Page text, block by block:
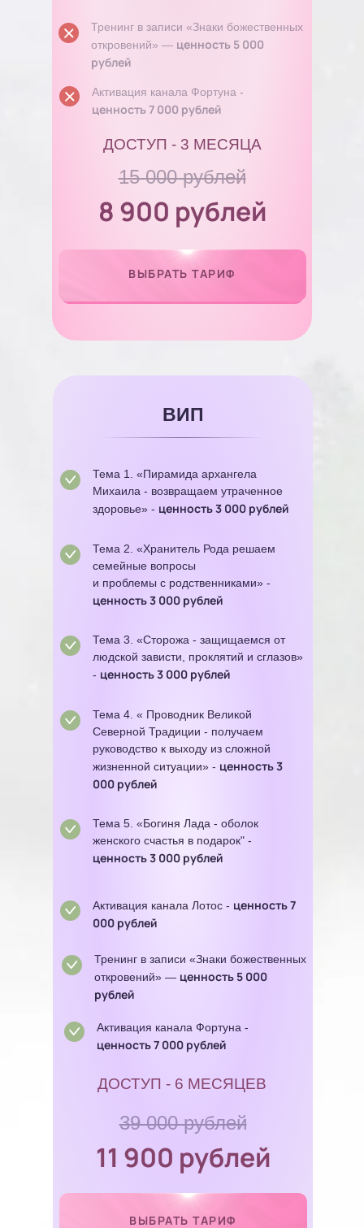
Активация канала Фортуна -
ценность 7 000 рублей
Тренинг в записи «Знаки божественных
откровений» — ценность 5 000
рублей
15 000 рублей
8 900 рублей
ВЫБРАТЬ ТАРИФ
ВИП
Тема 1. «Пирамида архангела
Михаила - возвращаем утраченное
здоровье» - ценность 3 000 рублей
Тема 2. «Хранитель Рода решаем
семейные вопросы
и проблемы с родственниками» -
ценность 3 000 рублей
Тема 3. «Сторожа - защищаемся от
людской зависти, проклятий и сглазов»
- ценность 3 000 рублей
Тема 4. « Проводник Великой
Северной Традиции - получаем
руководство к выходу из сложной
жизненной ситуации» - ценность 3
000 рублей
Тема 5. «Богиня Лада - оболок
женского счастья в подарок" -
ценность 3 000 рублей
Активация канала Лотос - ценность 7
000 рублей
Активация канала Фортуна -
ценность 7 000 рублей
Тренинг в записи «Знаки божественных
откровений» — ценность 5 000
рублей
39 000 рублей
11 900 рублей
ВЫБРАТЬ ТАРИФ
ДОСТУП - 3 МЕСЯЦА
ДОСТУП - 6 МЕСЯЦЕВ